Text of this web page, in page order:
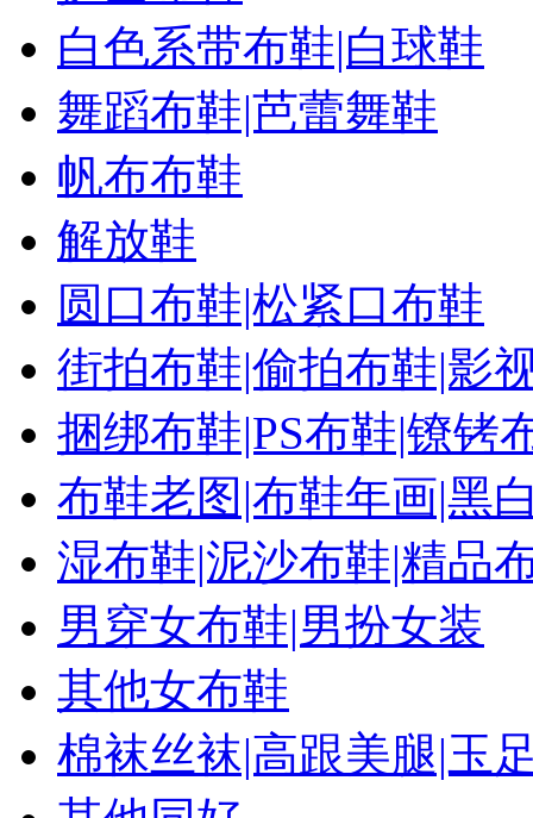
白色系带布鞋|白球鞋
舞蹈布鞋|芭蕾舞鞋
帆布布鞋
解放鞋
圆口布鞋|松紧口布鞋
街拍布鞋|偷拍布鞋|影
捆绑布鞋|PS布鞋|镣铐
布鞋老图|布鞋年画|黑
湿布鞋|泥沙布鞋|精品
男穿女布鞋|男扮女装
其他女布鞋
棉袜丝袜|高跟美腿|玉